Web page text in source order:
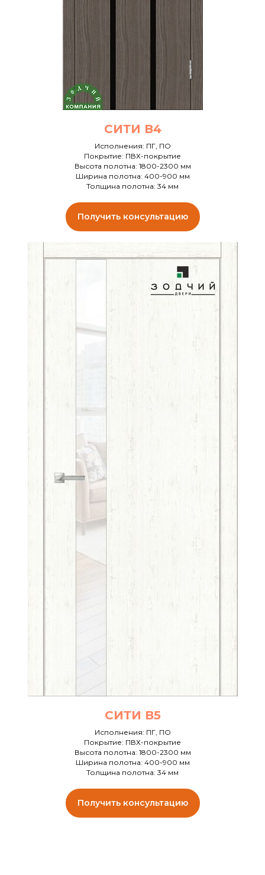
СИТИ В4
Исполнения: ПГ, ПО
Покрытие: ПВХ-покрытие
Высота полотна: 1800-2300 мм
Ширина полотна: 400-900 мм
Толщина полотна: 34 мм
Получить консультацию
СИТИ В5
Исполнения: ПГ, ПО
Покрытие: ПВХ-покрытие
Высота полотна: 1800-2300 мм
Ширина полотна: 400-900 мм
Толщина полотна: 34 мм
Получить консультацию